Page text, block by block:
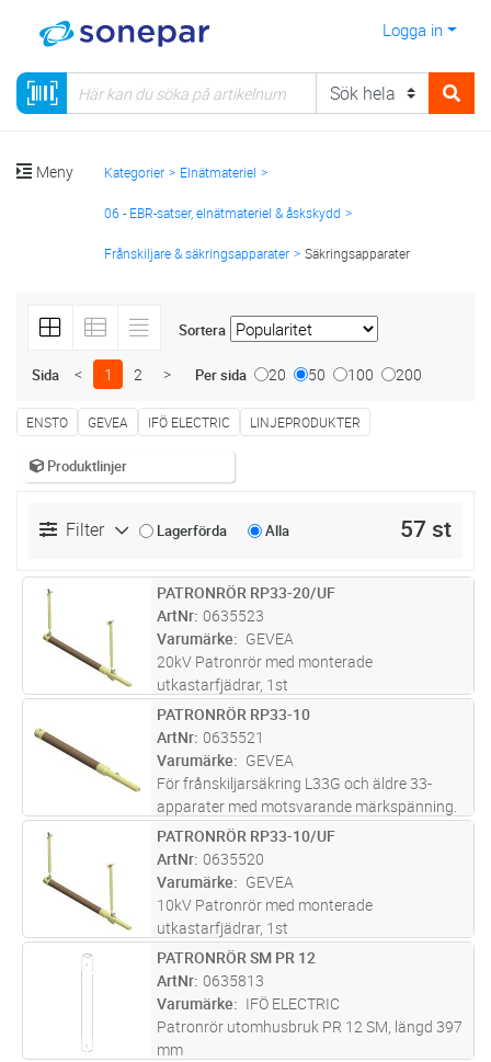
Logga in
Meny Kategorier Elnätmateriel
06 - EBR-satser, elnätmateriel & åskskydd
Frånskiljare & säkringsapparater Säkringsapparater
Sortera
Sida < 1 2 > Per sida 20 50 100 200
ENSTO GEVEA IFÖ ELECTRIC LINJEPRODUKTER
Produktlinjer
Filter Lagerförda Alla 57 st
ST Lägg i kundvagn
PATRONRÖR RP33-20/UF
ArtNr 0635523
Varumärke
GEVEA
20kV Patronrör med monterade
utkastarfjädrar, 1st
ST Lägg i kundvagn
PATRONRÖR RP33-10
ArtNr 0635521
Varumärke
GEVEA
För frånskiljarsäkring L33G och äldre 33-
apparater med motsvarande märkspänning.
Patronröret ingår i leveranser med
säkringsapparater.
ST Lägg i kundvagn
PATRONRÖR RP33-10/UF
ArtNr 0635520
Varumärke
GEVEA
10kV Patronrör med monterade
utkastarfjädrar, 1st
ST Lägg i kundvagn
PATRONRÖR SM PR 12
ArtNr 0635813
Varumärke
IFÖ ELECTRIC
Patronrör utomhusbruk PR 12 SM, längd 397
mm